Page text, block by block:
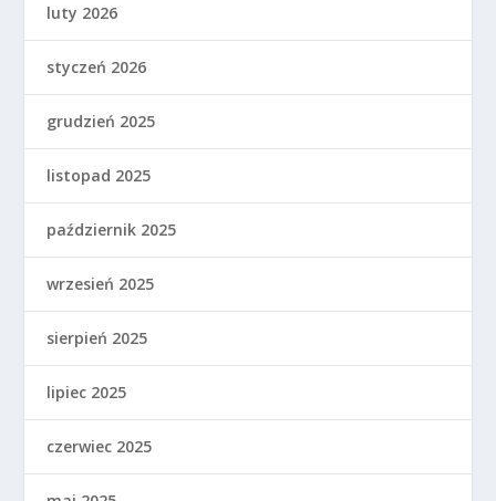
luty 2026
styczeń 2026
grudzień 2025
listopad 2025
październik 2025
wrzesień 2025
sierpień 2025
lipiec 2025
czerwiec 2025